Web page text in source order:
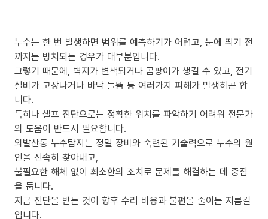
누수는 한 번 발생하면 범위를 예측하기가 어렵고, 눈에 띄기 전
까지는 방치되는 경우가 대부분입니다.
그렇기 때문에, 벽지가 변색되거나 곰팡이가 생길 수 있고, 전기
설비가 고장나거나 바닥 들뜸 등 여러가지 피해가 발생하곤 합
니다.
특히나 셀프 진단으로는 정확한 위치를 파악하기 어려워 전문가
의 도움이 반드시 필요합니다.
외발산동 누수탐지는 정밀 장비와 숙련된 기술력으로 누수의 원
인을 신속히 찾아내고,
불필요한 해체 없이 최소한의 조치로 문제를 해결하는 데 중점
을 둡니다.
지금 진단을 받는 것이 향후 수리 비용과 불편을 줄이는 지름길
입니다.